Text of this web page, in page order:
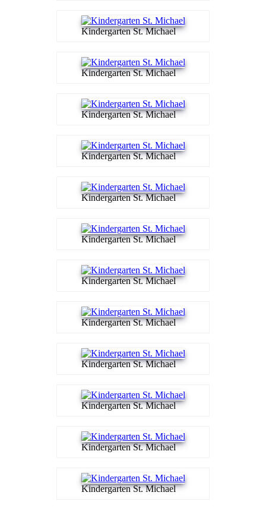
Kindergarten St. Michael
Kindergarten St. Michael
Kindergarten St. Michael
Kindergarten St. Michael
Kindergarten St. Michael
Kindergarten St. Michael
Kindergarten St. Michael
Kindergarten St. Michael
Kindergarten St. Michael
Kindergarten St. Michael
Kindergarten St. Michael
Kindergarten St. Michael